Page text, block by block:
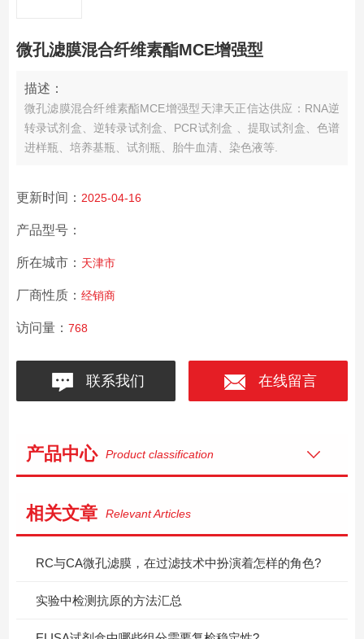
微孔滤膜混合纤维素酯MCE增强型
描述：
微孔滤膜混合纤维素酯MCE增强型天津天正信达供应：RNA逆
转录试剂盒、逆转录试剂盒、PCR试剂盒 、提取试剂盒、色谱
进样瓶、培养基瓶、试剂瓶、胎牛血清、染色液等.
更新时间： 2025-04-16
产品型号：
所在城市： 天津市
厂商性质： 经销商
访问量： 768
联系我们 在线留言
产品中心 Product classification
相关文章 Relevant Articles
RC与CA微孔滤膜，在过滤技术中扮演着怎样的角色?
实验中检测抗原的方法汇总